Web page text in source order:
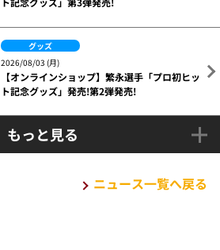
グッズ
2026/08/03 (月)
【オンラインショップ】繁永選手「プロ初ヒッ
ト記念グッズ」発売!第2弾発売!
もっと見る
ニュース一覧へ戻る